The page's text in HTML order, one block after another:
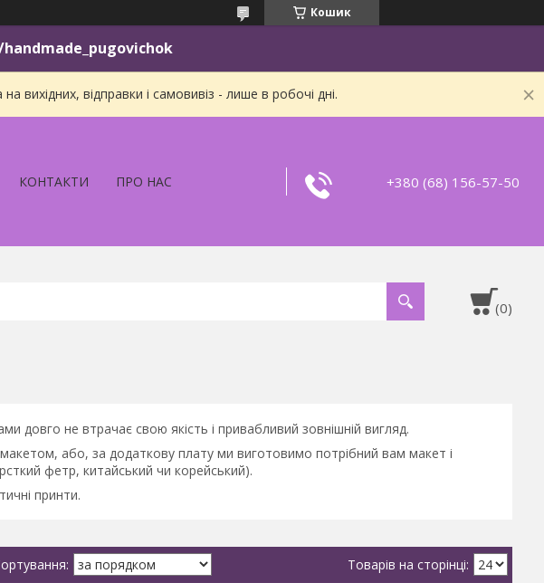
Кошик
відправки і самовивіз - лише в робочі дні.
КОНТАКТИ ПРО НАС +380 (68) 156-57-50
довго не втрачає свою якість і привабливий зовнішній вигляд.
або, за додаткову плату ми виготовимо потрібний вам макет і
фетр, китайський чи корейський).
принти.